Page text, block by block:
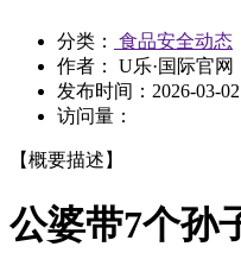
分类：
食品安全动态
作者： U乐·国际官网
发布时间： 2026-03-
访问量：
【概要描述】
公婆带7个孙